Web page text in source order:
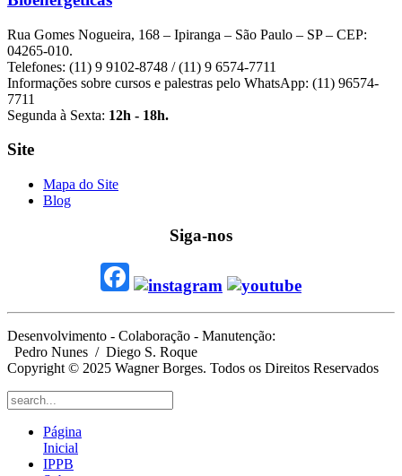
Rua Gomes Nogueira, 168 – Ipiranga – São Paulo – SP – CEP:
04265-010.
Telefones: (11) 9 9102-8748 / (11) 9 6574-7711
Informações sobre cursos e palestras pelo WhatsApp: (11) 96574-
7711
Segunda à Sexta: 12h - 18h.
Site
Mapa do Site
Blog
Siga-nos
Desenvolvimento - Colaboração - Manutenção:
Pedro Nunes / Diego S. Roque
Copyright © 2025 Wagner Borges. Todos os Direitos Reservados
Página
Inicial
IPPB